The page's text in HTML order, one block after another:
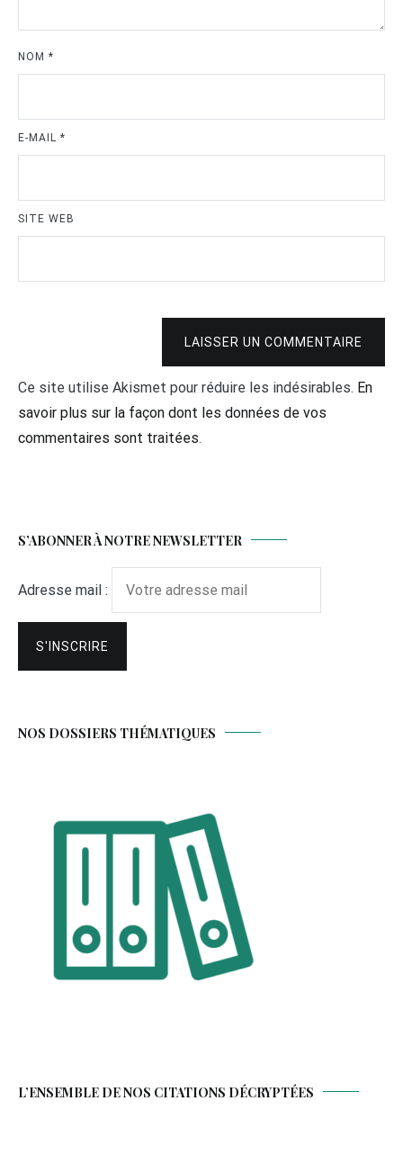
NOM *
E-MAIL *
SITE WEB
LAISSER UN COMMENTAIRE
Ce site utilise Akismet pour réduire les indésirables. En
savoir plus sur la façon dont les données de vos
commentaires sont traitées.
S’ABONNER À NOTRE NEWSLETTER
Adresse mail :
NOS DOSSIERS THÉMATIQUES
L’ENSEMBLE DE NOS CITATIONS DÉCRYPTÉES